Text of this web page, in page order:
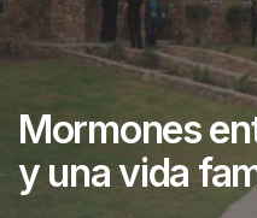
Mormones
y una vida